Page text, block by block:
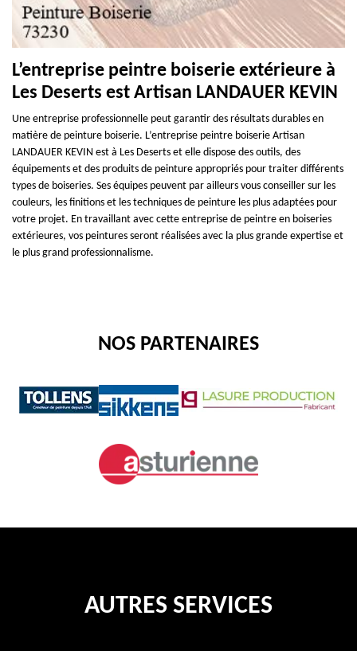
L’entreprise peintre boiserie extérieure à
Les Deserts est Artisan LANDAUER KEVIN
Une entreprise professionnelle peut garantir des résultats durables en
matière de peinture boiserie. L’entreprise peintre boiserie Artisan
LANDAUER KEVIN est à Les Deserts et elle dispose des outils, des
équipements et des produits de peinture appropriés pour traiter différents
types de boiseries. Ses équipes peuvent par ailleurs vous conseiller sur les
couleurs, les finitions et les techniques de peinture les plus adaptées pour
votre projet. En travaillant avec cette entreprise de peintre en boiseries
extérieures, vos peintures seront réalisées avec la plus grande expertise et
le plus grand professionnalisme.
NOS PARTENAIRES
AUTRES SERVICES